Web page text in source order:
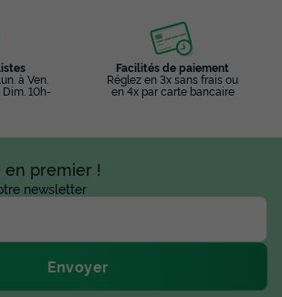
à Ven.
10h-
Facilités de paiement
Réglez en 3x sans frais ou
en 4x par carte bancaire
premier !
newsletter
Envoyer